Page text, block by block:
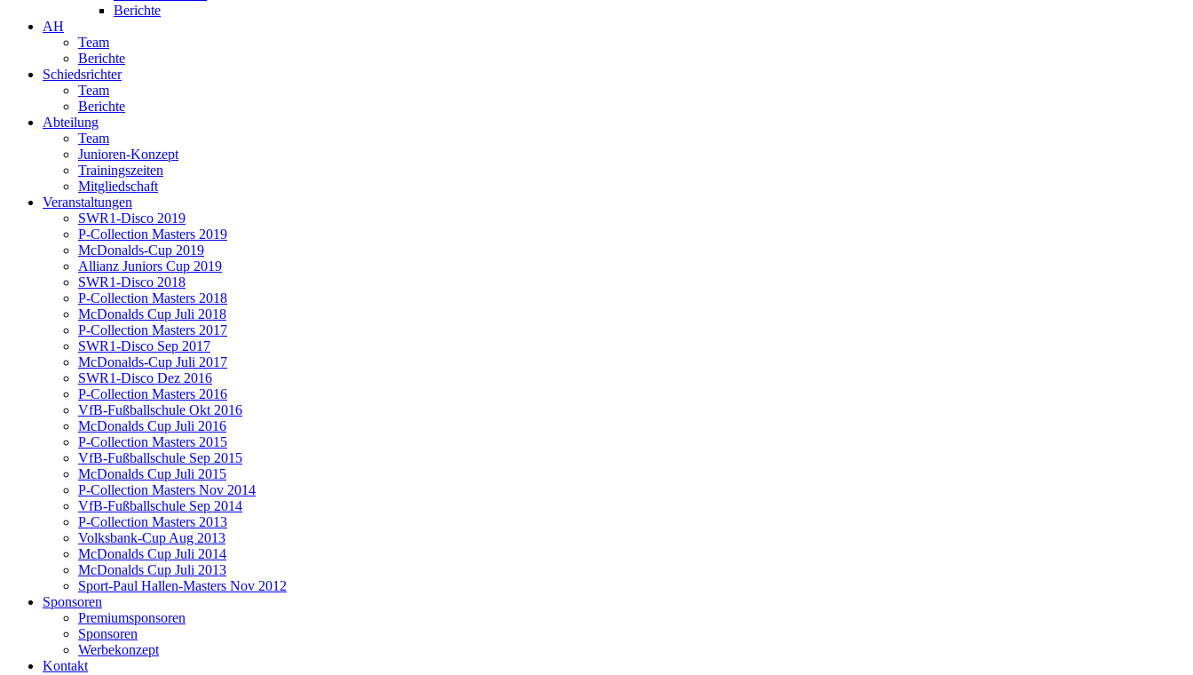
Berichte
AH
Team
Berichte
Schiedsrichter
Team
Berichte
Abteilung
Team
Junioren-Konzept
Trainingszeiten
Mitgliedschaft
Veranstaltungen
SWR1-Disco 2019
P-Collection Masters 2019
McDonalds-Cup 2019
Allianz Juniors Cup 2019
SWR1-Disco 2018
P-Collection Masters 2018
McDonalds Cup Juli 2018
P-Collection Masters 2017
SWR1-Disco Sep 2017
McDonalds-Cup Juli 2017
SWR1-Disco Dez 2016
P-Collection Masters 2016
VfB-Fußballschule Okt 2016
McDonalds Cup Juli 2016
P-Collection Masters 2015
VfB-Fußballschule Sep 2015
McDonalds Cup Juli 2015
P-Collection Masters Nov 2014
VfB-Fußballschule Sep 2014
P-Collection Masters 2013
Volksbank-Cup Aug 2013
McDonalds Cup Juli 2014
McDonalds Cup Juli 2013
Sport-Paul Hallen-Masters Nov 2012
Sponsoren
Premiumsponsoren
Sponsoren
Werbekonzept
Kontakt